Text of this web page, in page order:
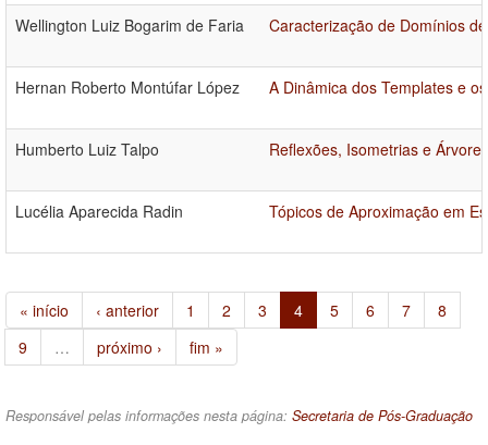
Wellington Luiz Bogarim de Faria Caracterização de Domínios
Hernan Roberto Montúfar López A Dinâmica dos Templates e
Humberto Luiz Talpo Reflexões, Isometrias e Árvores
Lucélia Aparecida Radin Tópicos de Aproximação em
« início ‹ anterior 1 2 3 4 5 6 7
8
9
… próximo › fim »
Responsável pelas informações nesta página: Secretaria de Pós-Graduação